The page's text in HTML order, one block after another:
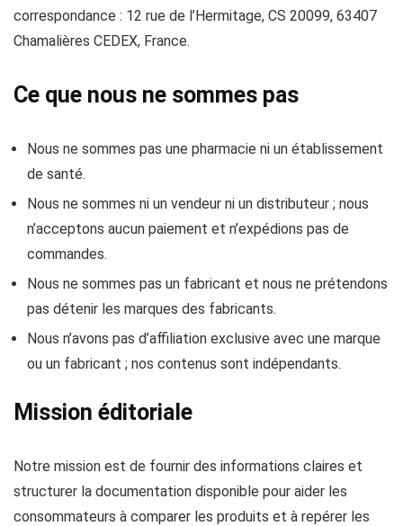
correspondance : 12 rue de l’Hermitage, CS 20099, 63407
Chamalières CEDEX, France.
Ce que nous ne sommes pas
Nous ne sommes pas une pharmacie ni un établissement
de santé.
Nous ne sommes ni un vendeur ni un distributeur ; nous
n’acceptons aucun paiement et n’expédions pas de
commandes.
Nous ne sommes pas un fabricant et nous ne prétendons
pas détenir les marques des fabricants.
Nous n’avons pas d’affiliation exclusive avec une marque
ou un fabricant ; nos contenus sont indépendants.
Mission éditoriale
Notre mission est de fournir des informations claires et
structurer la documentation disponible pour aider les
consommateurs à comparer les produits et à repérer les